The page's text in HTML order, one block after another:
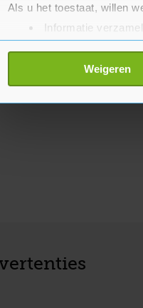
Als u het toestaat, willen
Informatie
Uw apparaat
Lees meer over hoe uw
toestemming op elk
Weigeren